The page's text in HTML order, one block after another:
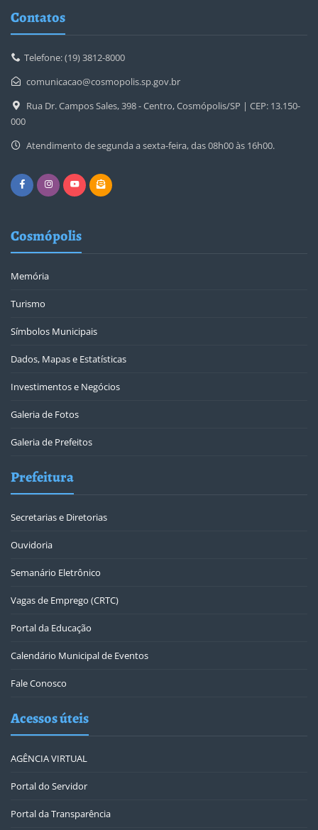
Contatos
Telefone: (19) 3812-8000
comunicacao@cosmopolis.sp.gov.br
Rua Dr. Campos Sales, 398 - Centro, Cosmópolis/SP | CEP: 13.150-
000
Atendimento de segunda a sexta-feira, das 08h00 às 16h00.
Cosmópolis
Memória
Turismo
Símbolos Municipais
Dados, Mapas e Estatísticas
Investimentos e Negócios
Galeria de Fotos
Galeria de Prefeitos
Prefeitura
Secretarias e Diretorias
Ouvidoria
Semanário Eletrônico
Vagas de Emprego (CRTC)
Portal da Educação
Calendário Municipal de Eventos
Fale Conosco
Acessos úteis
AGÊNCIA VIRTUAL
Portal do Servidor
Portal da Transparência